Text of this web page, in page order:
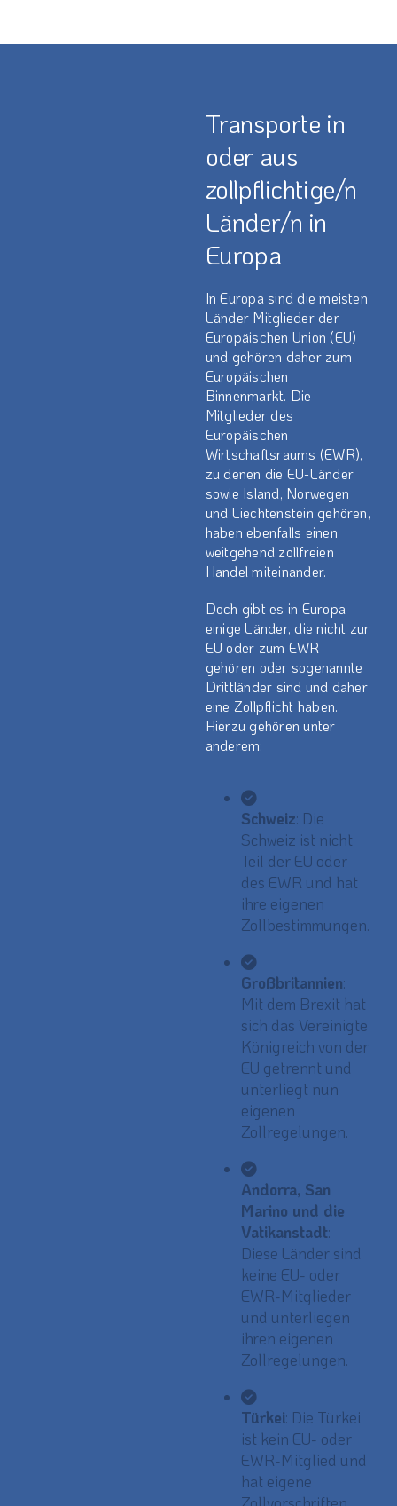
Transporte in
oder aus
zollpflichtige/n
Länder/n in
Europa
In Europa sind die meisten
Länder Mitglieder der
Europäischen Union (EU)
und gehören daher zum
Europäischen
Binnenmarkt. Die
Mitglieder des
Europäischen
Wirtschaftsraums (EWR),
zu denen die EU-Länder
sowie Island, Norwegen
und Liechtenstein gehören,
haben ebenfalls einen
weitgehend zollfreien
Handel miteinander.
Doch gibt es in Europa
einige Länder, die nicht zur
EU oder zum EWR
gehören oder sogenannte
Drittländer sind und daher
eine Zollpflicht haben.
Hierzu gehören unter
anderem:
Schweiz: Die
Schweiz ist nicht
Teil der EU oder
des EWR und hat
ihre eigenen
Zollbestimmungen.
Großbritannien:
Mit dem Brexit hat
sich das Vereinigte
Königreich von der
EU getrennt und
unterliegt nun
eigenen
Zollregelungen.
Andorra, San
Marino und die
Vatikanstadt:
Diese Länder sind
keine EU- oder
EWR-Mitglieder
und unterliegen
ihren eigenen
Zollregelungen.
Türkei: Die Türkei
ist kein EU- oder
EWR-Mitglied und
hat eigene
Zollvorschriften.